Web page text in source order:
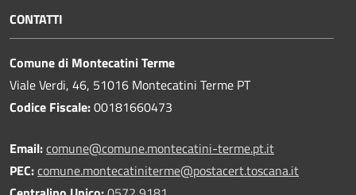
CONTATTI
Comune di Montecatini Terme
Viale Verdi, 46, 51016 Montecatini Terme PT
Codice Fiscale:00181660473
Email:comune@comune.montecatini-terme.pt.it
PEC:comune.montecatiniterme@postacert.toscana.it